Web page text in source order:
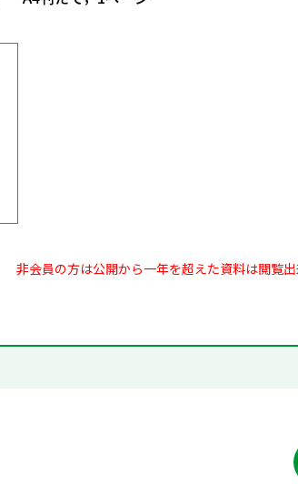
非会員の方は公開から一年を超えた資料は閲覧出